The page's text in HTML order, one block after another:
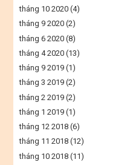
tháng 10 2020 (4)
tháng 9 2020 (2)
tháng 6 2020 (8)
tháng 4 2020 (13)
tháng 9 2019 (1)
tháng 3 2019 (2)
tháng 2 2019 (2)
tháng 1 2019 (1)
tháng 12 2018 (6)
tháng 11 2018 (12)
tháng 10 2018 (11)